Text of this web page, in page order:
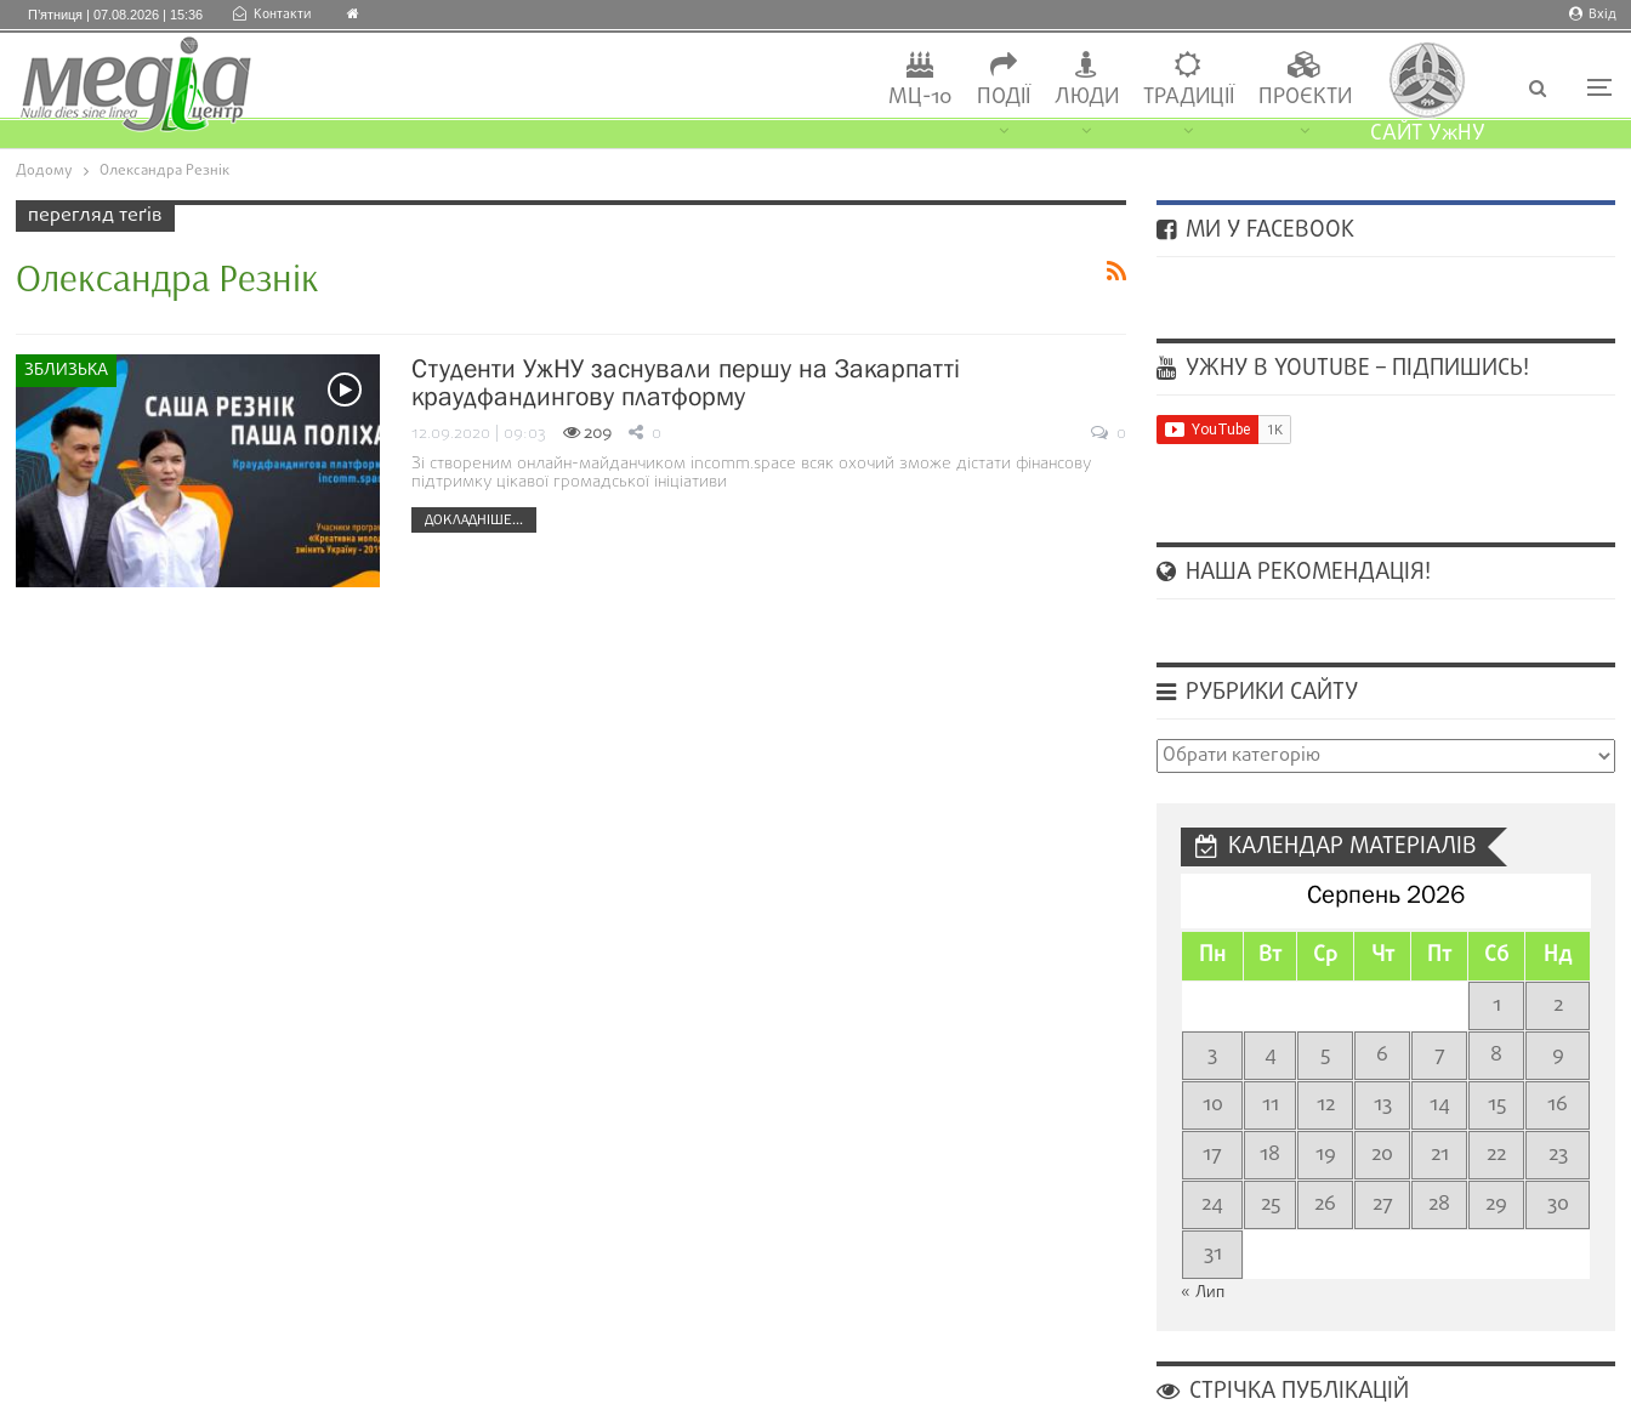
Вхід
П’ятниця | 07.08.2026 | 15:36 Контакти
МЦ-10 ПОДІЇ ЛЮДИ ТРАДИЦІЇ
ПРОЄКТИ
САЙТ УжНУ
Додому Олександра Резнік
перегляд теґів
Олександра Резнік
ЗБЛИЗЬКА
Студенти УжНУ заснували першу на Закарпатті
краудфандингову платформу
12.09.2020 | 09:03 209 0
0
Зі створеним онлайн-майданчиком incomm.space всяк охочий зможе дістати фінансову
підтримку цікавої громадської ініціативи
ДОКЛАДНІШЕ...
МИ У FACEBOOK
УЖНУ В YOUTUBE – ПІДПИШИСЬ!
НАША РЕКОМЕНДАЦІЯ!
РУБРИКИ САЙТУ
Рубрики
КАЛЕНДАР МАТЕРІАЛІВ
Серпень 2026
Пн Вт Ср Чт Пт Сб Нд
1
2
3
4 5 6 7 8
9
10
11 12 13 14 15
16
17
18 19 20 21 22
23
24
25 26 27 28 29
30
31
« Лип
СТРІЧКА ПУБЛІКАЦІЙ